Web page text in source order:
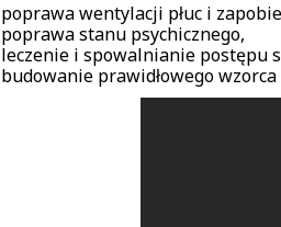
poprawa wentylacji płuc i
poprawa stanu psychicznego,
leczenie i spowalnianie postępu
budowanie prawidłowego